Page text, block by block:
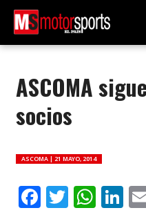
ASCOMA
socios
ASCOMA | 21 MAYO, 2014
Facebook
Twitter